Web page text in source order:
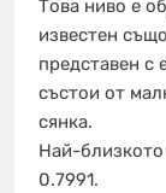
Това ниво е
известен
представен с
състои от
сянка.
Най-
0.7991.